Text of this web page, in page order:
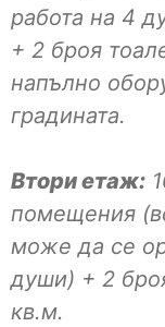
работа на 4
+ 2 броя
напълно
градината.
Втори етаж:
помещения
може да се
души) + 2
кв.м.